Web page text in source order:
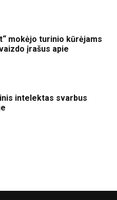
mokėjo turinio kūrėjams
įrašus apie
intelektas svarbus